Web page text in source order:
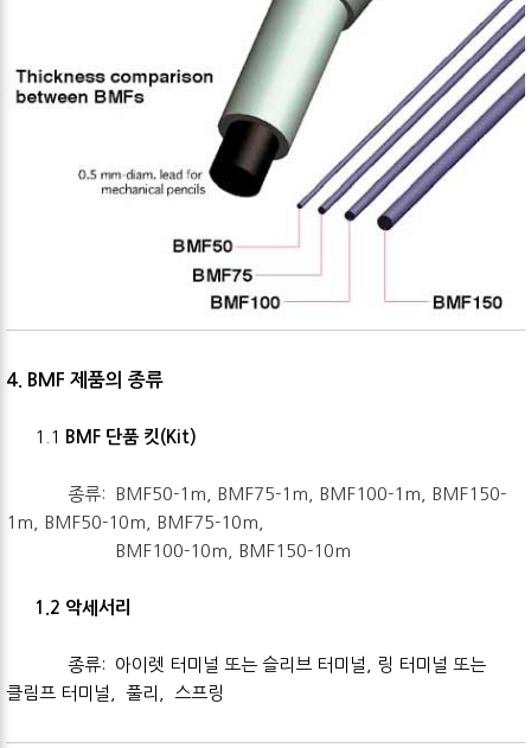
4. BMF 제품의 종류
1.1 BMF 단품 킷(Kit)
종류: BMF50-1m, BMF75-1m, BMF100-1m, BMF150-
1m, BMF50-10m, BMF75-10m,
BMF100-10m, BMF150-10m
1 .2 악세서리
종류: 아이렛 터미널 또는 슬리브 터미널, 링 터미널 또는
클림프 터미널, 풀리, 스프링